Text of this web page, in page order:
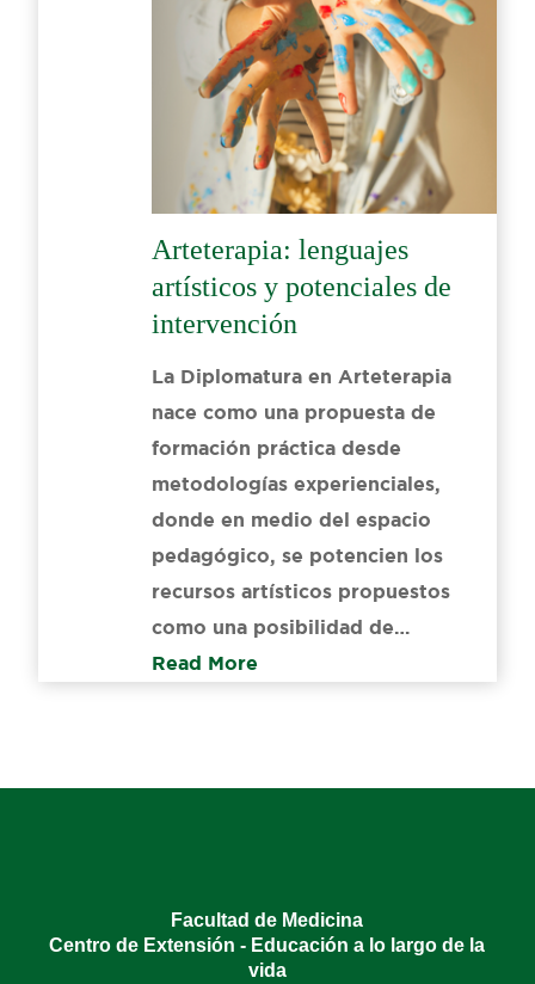
Arteterapia: lenguajes
artísticos y potenciales de
intervención
La Diplomatura en Arteterapia
nace como una propuesta de
formación práctica desde
metodologías experienciales,
donde en medio del espacio
pedagógico, se potencien los
recursos artísticos propuestos
como una posibilidad de…
Read More
Facultad de Medicina
Centro de Extensión - Educación a lo largo de la
vida